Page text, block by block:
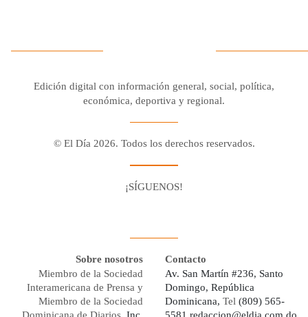
Edición digital con información general, social, política,
económica, deportiva y regional.
© El Día 2026. Todos los derechos reservados.
¡SÍGUENOS!
Sobre nosotros
Miembro de la Sociedad
Interamericana de Prensa y
Miembro de la Sociedad
Contacto
Av. San Martín #236, Santo
Domingo, República
Dominicana, Tel (809) 565-